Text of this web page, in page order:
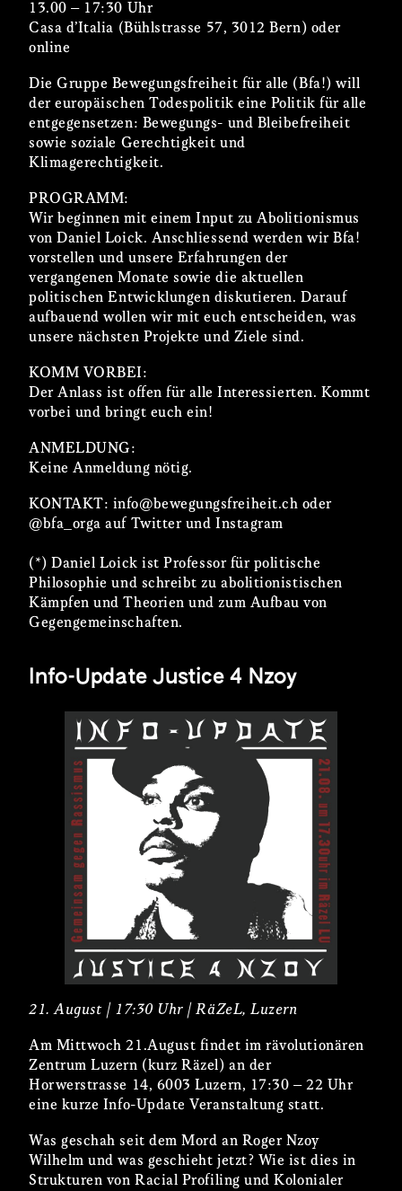
13.00 – 17:30 Uhr
Casa d’Italia (Bühlstrasse 57, 3012 Bern) oder
online
Die Gruppe Bewegungsfreiheit für alle (Bfa!) will
der europäischen Todespolitik eine Politik für alle
entgegensetzen: Bewegungs- und Bleibefreiheit
sowie soziale Gerechtigkeit und
Klimagerechtigkeit.
PROGRAMM:
Wir beginnen mit einem Input zu Abolitionismus
von Daniel Loick. Anschliessend werden wir Bfa!
vorstellen und unsere Erfahrungen der
vergangenen Monate sowie die aktuellen
politischen Entwicklungen diskutieren. Darauf
aufbauend wollen wir mit euch entscheiden, was
unsere nächsten Projekte und Ziele sind.
KOMM VORBEI:
Der Anlass ist offen für alle Interessierten. Kommt
vorbei und bringt euch ein!
ANMELDUNG:
Keine Anmeldung nötig.
KONTAKT: info@bewegungsfreiheit.ch oder
@bfa_orga auf Twitter und Instagram
(*) Daniel Loick ist Professor für politische
Philosophie und schreibt zu abolitionistischen
Kämpfen und Theorien und zum Aufbau von
Gegengemeinschaften.
Info-Update Justice 4 Nzoy
21. August | 17:30 Uhr | RäZeL, Luzern
Am Mittwoch 21.August findet im rävolutionären
Zentrum Luzern (kurz Räzel) an der
Horwerstrasse 14, 6003 Luzern, 17:30 – 22 Uhr
eine kurze Info-Update Veranstaltung statt.
Was geschah seit dem Mord an Roger Nzoy
Wilhelm und was geschieht jetzt? Wie ist dies in
Strukturen von Racial Profiling und Kolonialer